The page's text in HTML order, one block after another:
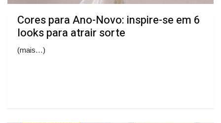
Cores para Ano-Novo: inspire-se em 6
looks para atrair sorte
(mais…)